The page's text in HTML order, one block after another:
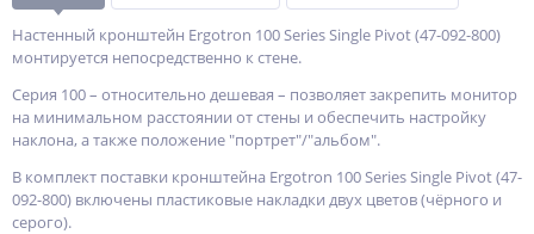
Настенный кронштейн Ergotron 100 Series Single Pivot (47-092-800)
монтируется непосредственно к стене.
Серия 100 – относительно дешевая – позволяет закрепить монитор
на минимальном расстоянии от стены и обеспечить настройку
наклона, а также положение "портрет"/"альбом".
В комплект поставки кронштейна Ergotron 100 Series Single Pivot (47-
092-800) включены пластиковые накладки двух цветов (чёрного и
серого).